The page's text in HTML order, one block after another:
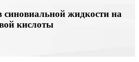
синовиальной жидкости на
кислоты